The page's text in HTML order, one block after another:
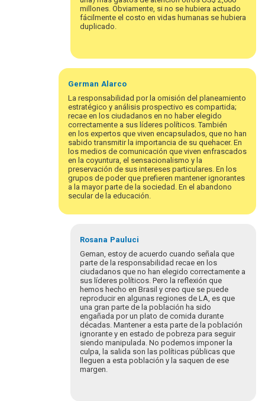
millones. Obviamente, si no se hubiera actuado
fácilmente el costo en vidas humanas se hubiera
duplicado.
German Alarco
La responsabilidad por la omisión del planeamiento
estratégico y análisis prospectivo es compartida;
recae en los ciudadanos en no haber elegido
correctamente a sus líderes políticos. También
en los expertos que viven encapsulados, que no han
sabido transmitir la importancia de su quehacer. En
los medios de comunicación que viven enfrascados
en la coyuntura, el sensacionalismo y la
preservación de sus intereses particulares. En los
grupos de poder que prefieren mantener ignorantes
a la mayor parte de la sociedad. En el abandono
secular de la educación.
Rosana Pauluci
Geman, estoy de acuerdo cuando señala que
parte de la responsabilidad recae en los
ciudadanos que no han elegido correctamente a
sus líderes políticos. Pero la reflexión que
hemos hecho en Brasil y creo que se puede
reproducir en algunas regiones de LA, es que
una gran parte de la población ha sido
engañada por un plato de comida durante
décadas. Mantener a esta parte de la población
ignorante y en estado de pobreza para seguir
siendo manipulada. No podemos imponer la
culpa, la salida son las políticas públicas que
lleguen a esta población y la saquen de ese
margen.